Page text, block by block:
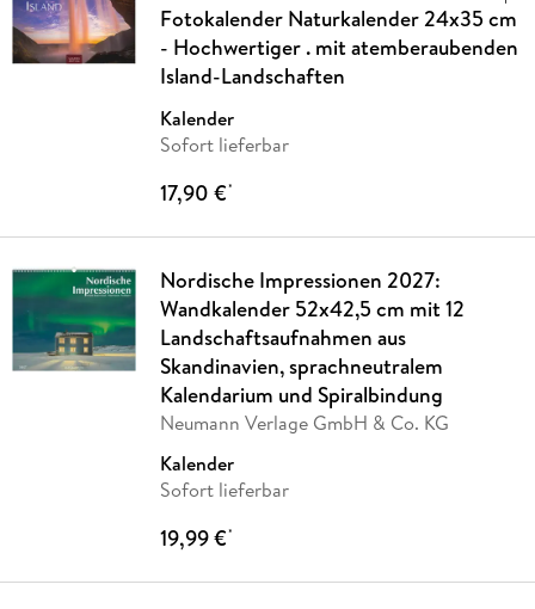
Fotokalender Naturkalender 24x35 cm
- Hochwertiger . mit atemberaubenden
Island-Landschaften
Kalender
Sofort lieferbar
17,90 €*
Nordische Impressionen 2027:
Wandkalender 52x42,5 cm mit 12
Landschaftsaufnahmen aus
Skandinavien, sprachneutralem
Kalendarium und Spiralbindung
Neumann Verlage GmbH & Co. KG
Kalender
Sofort lieferbar
19,99 €*